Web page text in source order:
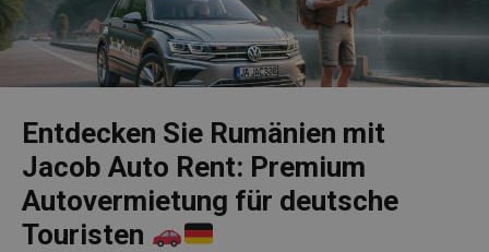
Entdecken Sie Rumänien mit
Jacob Auto Rent: Premium
Autovermietung für deutsche
Touristen